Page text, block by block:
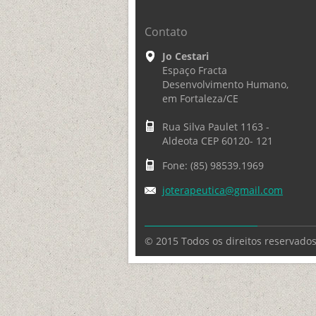
Contato
Jo Cestari
Espaço Fracta
Desenvolvimento Humano,
em Fortaleza/CE
Rua Silva Paulet 1163 -
Aldeota CEP 60120- 121
Fone: (85) 98539.1969
joterapeutica@gmail.com
© 2015 Todos os direitos